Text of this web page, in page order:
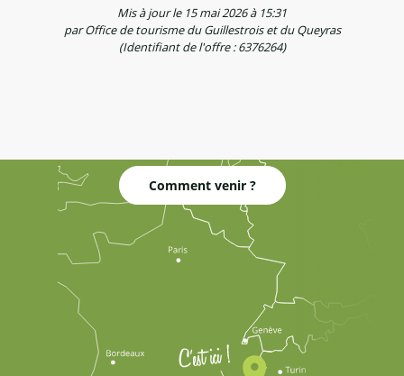
Mis à jour le 15 mai 2026 à 15:31
par Office de tourisme du Guillestrois et du Queyras
(Identifiant de l'offre :6376264)
Comment venir ?